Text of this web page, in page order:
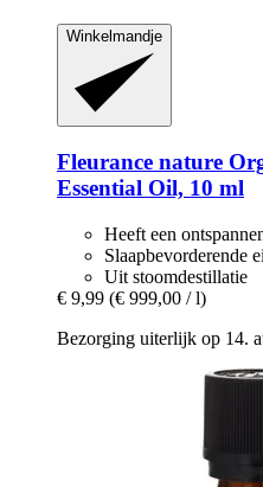
Winkelmandje
Fleurance nature
Essential Oil, 10 ml
Heeft een
Slaapbevorderende
Uit stoomdestillatie
€ 9,99 (€ 999,00 / l)
Bezorging uiterlijk op 14.